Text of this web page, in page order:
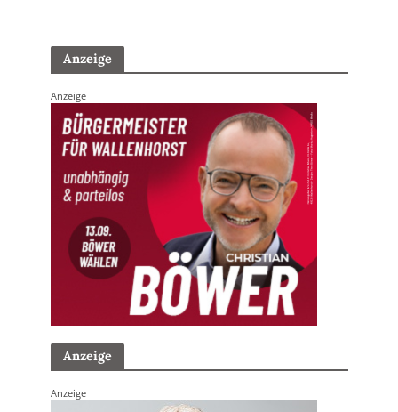
Anzeige
Anzeige
Anzeige
Anzeige